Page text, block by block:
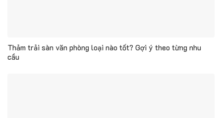
Thảm trải sàn văn phòng loại nào tốt? Gợi ý theo từng nhu
cầu